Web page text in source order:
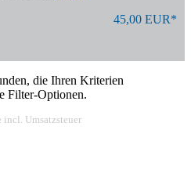
45,00 EUR*
die Ihren Kriterien
Filter-Optionen.
incl. Umsatzsteuer